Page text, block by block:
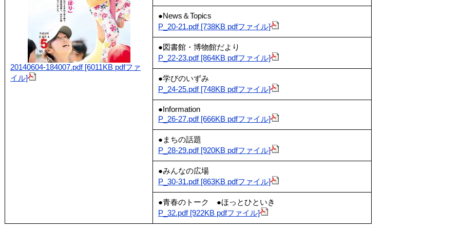
20140604-184007.pdf [6011KB pdfファ
イル]
●News＆Topics
P_20-21.pdf [738KB pdfファイル]
●図書館・博物館だより
P_22-23.pdf [864KB pdfファイル]
●学びのいずみ
P_24-25.pdf [748KB pdfファイル]
●Information
P_26-27.pdf [666KB pdfファイル]
●まちの話題
P_28-29.pdf [920KB pdfファイル]
●みんなの広場
P_30-31.pdf [863KB pdfファイル]
●青春のトーク ●ほっとひといき
P_32.pdf [922KB pdfファイル]